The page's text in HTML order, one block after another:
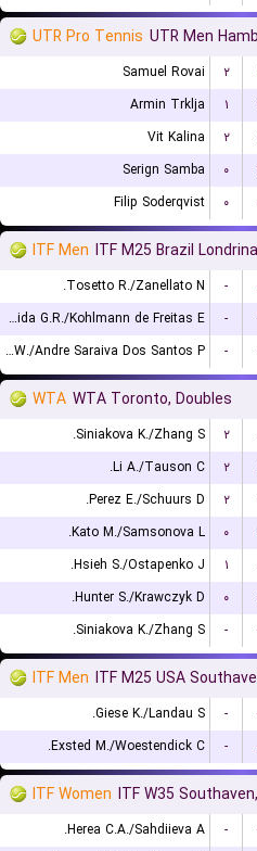
UTR Pro Tennis UTR Men
Samuel Rovai ۲
Armin Trklja
۱
Vit Kalina
۲
Serign Samba
۰
Filip Soderqvist
۰
ITF Men ITF M25 Brazil
Tosetto R./Zanellato N. -
de Almeida G.R./Kohlmann de Freitas E.
-
Leite W./Andre Saraiva Dos Santos P.
-
WTA WTA Toronto, Doubles
Siniakova K./Zhang S. ۲
Li A./Tauson C.
۲
Perez E./Schuurs D.
۲
Kato M./Samsonova L.
۰
Hsieh S./Ostapenko J.
۱
Hunter S./Krawczyk D.
۰
Siniakova K./Zhang S.
-
ITF Men ITF M25 USA
Giese K./Landau S. -
Exsted M./Woestendick C.
-
ITF Women ITF W35
Herea C.A./Sahdiieva A. -